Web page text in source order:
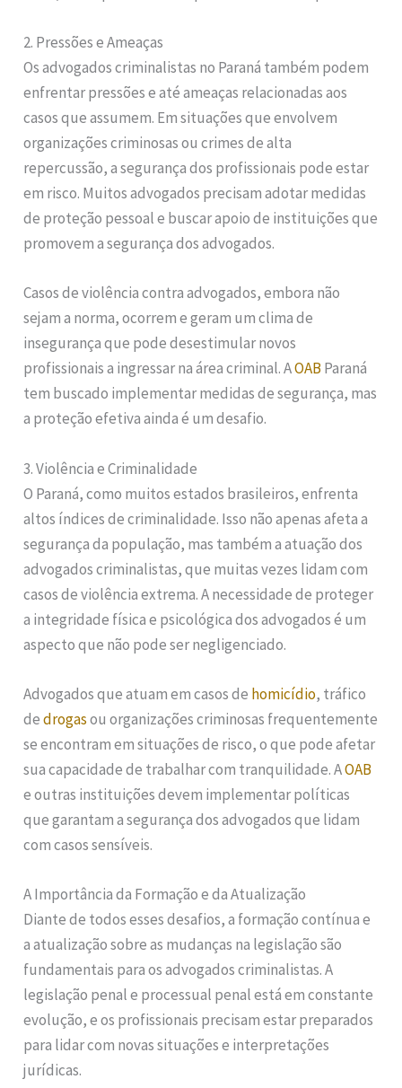
2. Pressões e Ameaças
Os advogados criminalistas no Paraná também podem
enfrentar pressões e até ameaças relacionadas aos
casos que assumem. Em situações que envolvem
organizações criminosas ou crimes de alta
repercussão, a segurança dos profissionais pode estar
em risco. Muitos advogados precisam adotar medidas
de proteção pessoal e buscar apoio de instituições que
promovem a segurança dos advogados.
Casos de violência contra advogados, embora não
sejam a norma, ocorrem e geram um clima de
insegurança que pode desestimular novos
profissionais a ingressar na área criminal. AOABParaná
tem buscado implementar medidas de segurança, mas
a proteção efetiva ainda é um desafio.
3. Violência e Criminalidade
O Paraná, como muitos estados brasileiros, enfrenta
altos índices de criminalidade. Isso não apenas afeta a
segurança da população, mas também a atuação dos
advogados criminalistas, que muitas vezes lidam com
casos de violência extrema. A necessidade de proteger
a integridade física e psicológica dos advogados é um
aspecto que não pode ser negligenciado.
Advogados que atuam em casos de homicídio, tráfico
dedrogasou organizações criminosas frequentemente
se encontram em situações de risco, o que pode afetar
sua capacidade de trabalhar com tranquilidade. AOAB
e outras instituições devem implementar políticas
que garantam a segurança dos advogados que lidam
com casos sensíveis.
A Importância da Formação e da Atualização
Diante de todos esses desafios, a formação contínua e
a atualização sobre as mudanças na legislação são
fundamentais para os advogados criminalistas. A
legislação penal e processual penal está em constante
evolução, e os profissionais precisam estar preparados
para lidar com novas situações e interpretações
jurídicas.